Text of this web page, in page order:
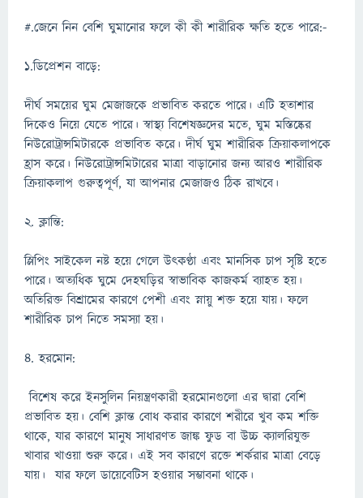
#.জেনে নিন বেশি ঘুমানোর ফলে কী কী শারীরিক ক্ষতি হতে পারে:-
১.ডিপ্রেশন বাড়ে:
দীর্ঘ সময়ের ঘুম মেজাজকে প্রভাবিত করতে পারে। এটি হতাশার
দিকেও নিয়ে যেতে পারে। স্বাস্থ্য বিশেষজ্ঞদের মতে, ঘুম মস্তিষ্কের
নিউরোট্রান্সমিটারকে প্রভাবিত করে। দীর্ঘ ঘুম শারীরিক ক্রিয়াকলাপকে
হ্রাস করে। নিউরোট্রান্সমিটারের মাত্রা বাড়ানোর জন্য আরও শারীরিক
ক্রিয়াকলাপ গুরুত্বপূর্ণ, যা আপনার মেজাজও ঠিক রাখবে।
২. ক্লান্তি:
স্লিপিং সাইকেল নষ্ট হয়ে গেলে উৎকণ্ঠা এবং মানসিক চাপ সৃষ্টি হতে
পারে। অত্যধিক ঘুমে দেহঘড়ির স্বাভাবিক কাজকর্ম ব্যাহত হয়।
অতিরিক্ত বিশ্রামের কারণে পেশী এবং স্নায়ু শক্ত হয়ে যায়। ফলে
শারীরিক চাপ নিতে সমস্যা হয়।
৪. হরমোন:
বিশেষ করে ইনসুলিন নিয়ন্ত্রণকারী হরমোনগুলো এর দ্বারা বেশি
প্রভাবিত হয়। বেশি ক্লান্ত বোধ করার কারণে শরীরে খুব কম শক্তি
থাকে, যার কারণে মানুষ সাধারণত জাঙ্ক ফুড বা উচ্চ ক্যালরিযুক্ত
খাবার খাওয়া শুরু করে। এই সব কারণে রক্তে শর্করার মাত্রা বেড়ে
যায়। যার ফলে ডায়েবেটিস হওয়ার সম্ভাবনা থাকে।